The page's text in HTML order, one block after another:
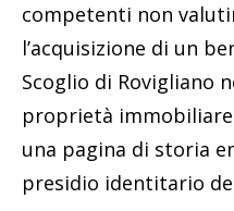
competenti non
l’acquisizione di un
Scoglio di Rovigliano
proprietà immobiliare
una pagina di storia
presidio identitario